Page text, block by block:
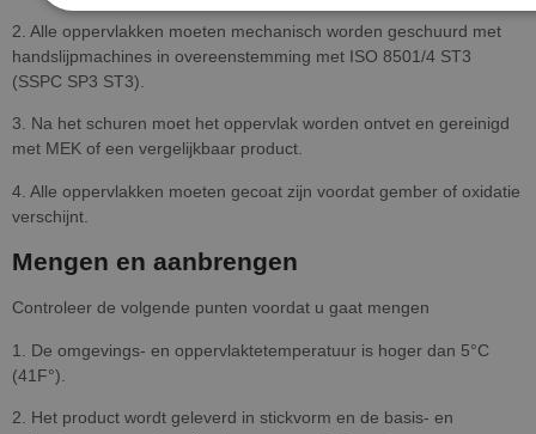
2. Alle oppervlakken moeten mechanisch worden geschuurd met
handslijpmachines in overeenstemming met ISO 8501/4 ST3
(SSPC SP3 ST3).
3. Na het schuren moet het oppervlak worden ontvet en gereinigd
met MEK of een vergelijkbaar product.
4. Alle oppervlakken moeten gecoat zijn voordat gember of oxidatie
verschijnt.
Mengen en aanbrengen
Controleer de volgende punten voordat u gaat mengen
1. De omgevings- en oppervlaktetemperatuur is hoger dan 5°C
(41F°).
2. Het product wordt geleverd in stickvorm en de basis- en